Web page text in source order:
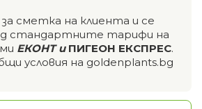
сметка на клиента и се
стандартните тарифи на
ЕКОНТ и ПИГЕОН ЕКСПРЕС.
условия на goldenplants.bg